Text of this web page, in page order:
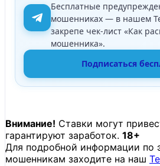
Бесплатные
мошенниках — в нашем
закрепе чек-лист «Как
мошенника».
Подписаться
Внимание! Ставки могут
гарантируют заработок. 18+
Для подробной информации по
мошенникам заходите на наш